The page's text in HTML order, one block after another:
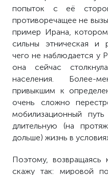
попыток с её
противоречащее не
пример Ирана,
сильны этническая и
чего не наблюдается у
она сейчас
населения. Более-
привыкшим к
очень сложно
мобилизационный
длительную (на
дольше) жизнь в
Поэтому, возвращаясь
скажу так: мировой